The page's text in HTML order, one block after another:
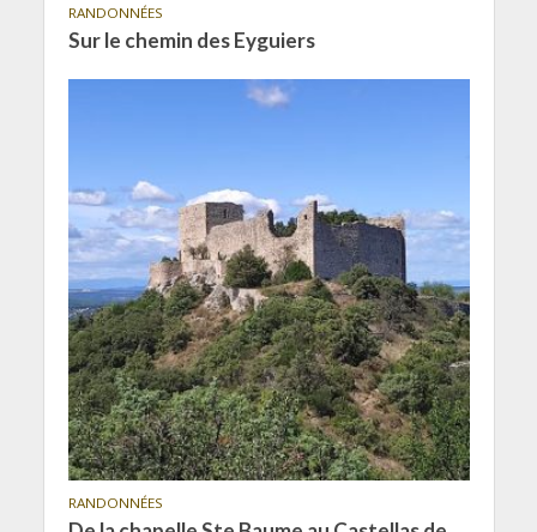
RANDONNÉES
Sur le chemin des Eyguiers
RANDONNÉES